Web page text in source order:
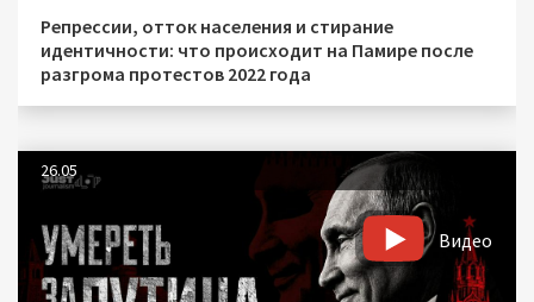
Репрессии, отток населения и стирание
идентичности: что происходит на Памире после
разгрома протестов 2022 года
26.05
Видео